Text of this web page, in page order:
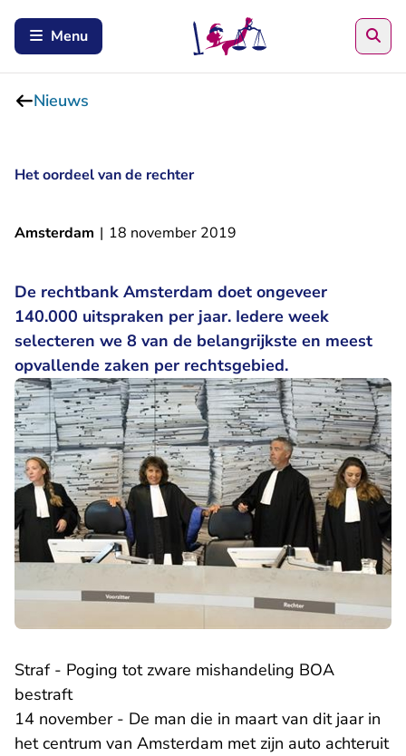
Menu
Nieuws
Het oordeel van de rechter
Amsterdam | 18 november 2019
De rechtbank Amsterdam doet ongeveer
140.000 uitspraken per jaar. Iedere week
selecteren we 8 van de belangrijkste en meest
opvallende zaken per rechtsgebied.
Straf - Poging tot zware mishandeling BOA
bestraft
14 november - De man die in maart van dit jaar in
het centrum van Amsterdam met zijn auto achteruit